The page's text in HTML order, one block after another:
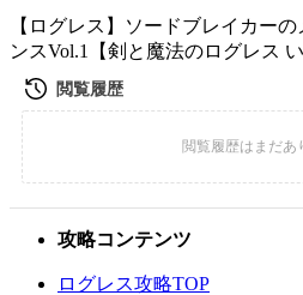
【ログレス】ソードブレイカー
ンスVol.1【剣と魔法のログレス
攻略コンテンツ
ログレス攻略TOP